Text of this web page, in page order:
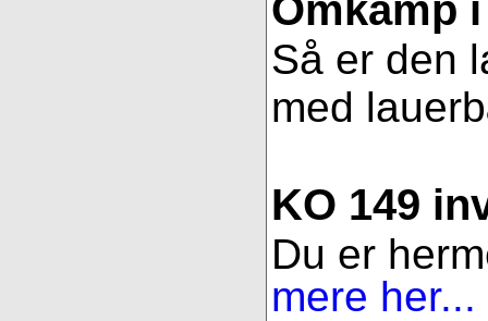
Så er den
med
KO 149
Du er
mere her...